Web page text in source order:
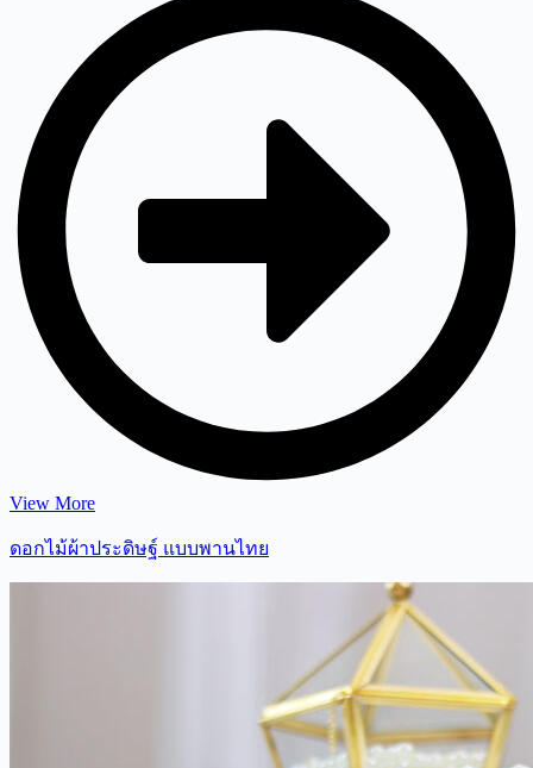
View More
ดอกไม้ผ้าประดิษฐ์ แบบพานไทย